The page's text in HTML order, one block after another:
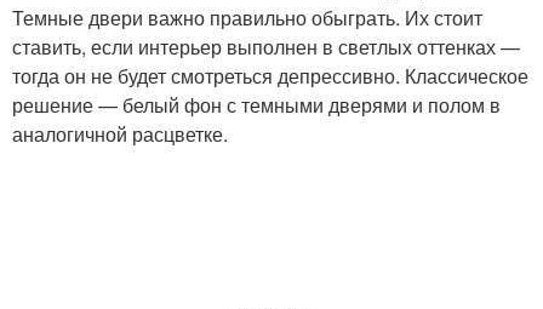
Темные двери важно правильно обыграть. Их стоит
ставить, если интерьер выполнен в светлых оттенках —
тогда он не будет смотреться депрессивно. Классическое
решение — белый фон с темными дверями и полом в
аналогичной расцветке.